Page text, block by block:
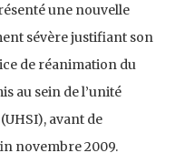
une nouvelle
sévère justifiant son
de réanimation du
au sein de l’unité
avant de
novembre 2009.